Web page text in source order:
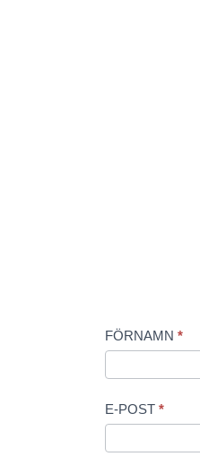
Kontaktformulär
FÖRNAMN *
E-POST *